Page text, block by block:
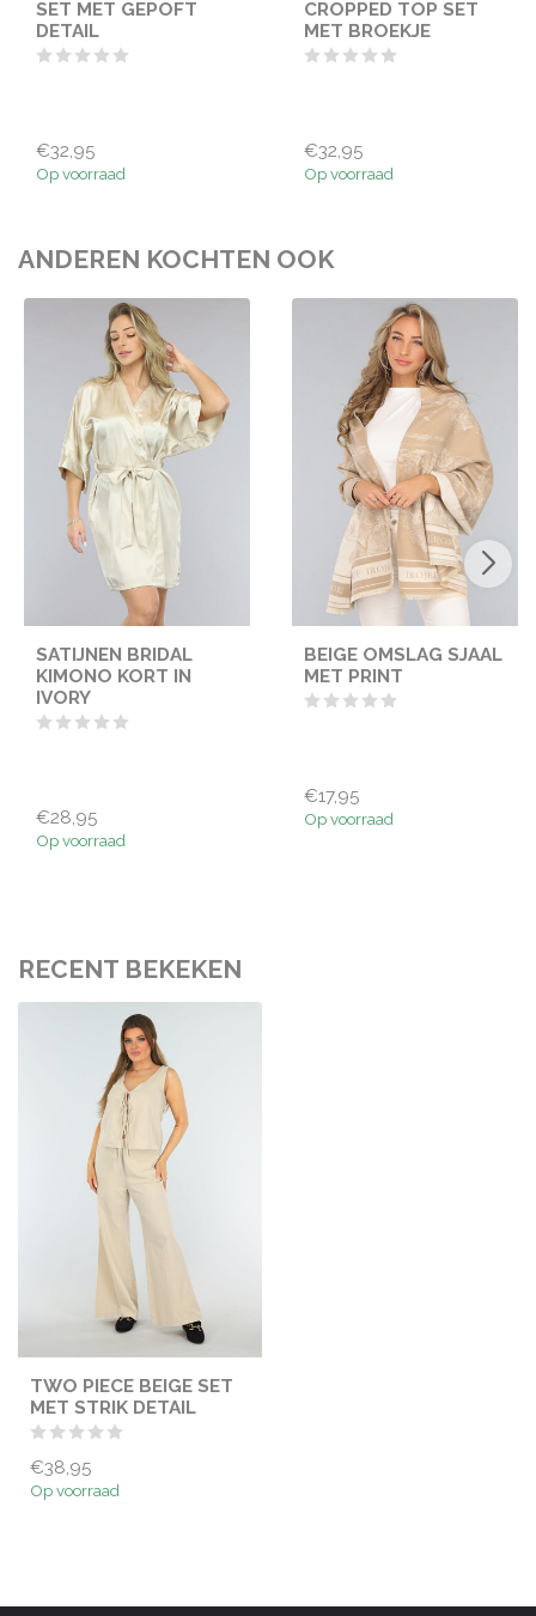
SET MET GEPOFT
DETAIL
€32,95
Op voorraad
CROPPED TOP SET
MET BROEKJE
€32,95
Op voorraad
ANDEREN KOCHTEN OOK
SATIJNEN BRIDAL
KIMONO KORT IN
IVORY
€28,95
Op voorraad
BEIGE OMSLAG SJAAL
MET PRINT
€17,95
Op voorraad
RECENT BEKEKEN
TWO PIECE BEIGE SET
MET STRIK DETAIL
€38,95
Op voorraad